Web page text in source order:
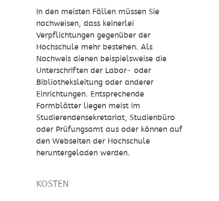
In den meisten Fällen müssen Sie
nachweisen, dass keinerlei
Verpflichtungen gegenüber der
Hochschule mehr bestehen. Als
Nachweis dienen beispielsweise die
Unterschriften der Labor- oder
Bibliotheksleitung oder anderer
Einrichtungen. Entsprechende
Formblätter liegen meist im
Studierendensekretariat, Studienbüro
oder Prüfungsamt aus oder können auf
den Webseiten der Hochschule
heruntergeladen werden.
KOSTEN